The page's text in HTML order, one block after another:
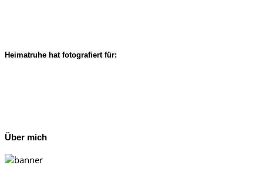
Heimatruhe hat fotografiert für:
Über mich